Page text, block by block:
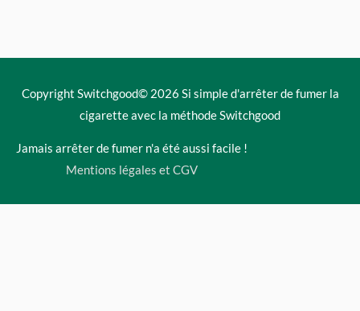
Copyright Switchgood© 2026 Si simple d'arrêter de fumer la
cigarette avec la méthode Switchgood
Jamais arrêter de fumer n'a été aussi facile !
Mentions légales et CGV